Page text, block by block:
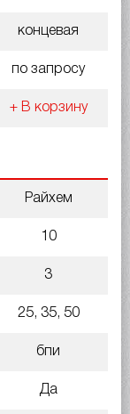
концевая
по запросу
+ В корзину
Райхем
10
3
25, 35, 50
бпи
Да